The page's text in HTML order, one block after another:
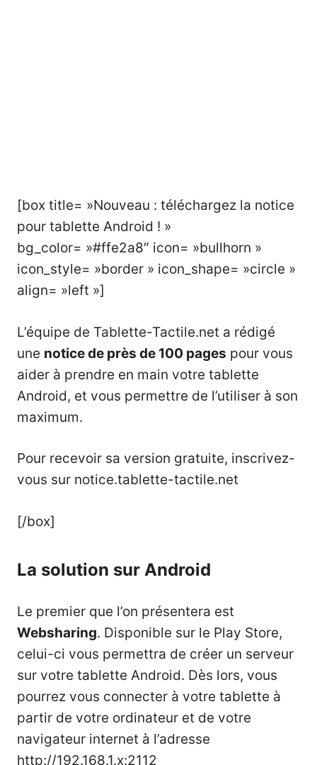
[box title= »Nouveau : téléchargez la notice
pour tablette Android ! »
bg_color= »#ffe2a8″ icon= »bullhorn »
icon_style= »border » icon_shape= »circle »
align= »left »]
L’équipe de Tablette-Tactile.net a rédigé
une noticede près de 100 pages pour vous
aider à prendre en main votre tablette
Android, et vous permettre de l’utiliser à son
maximum.
Pour recevoir sa version gratuite, inscrivez-
vous sur notice.tablette-tactile.net
[/box]
La solution sur Android
Le premier que l’on présentera est
Websharing. Disponible sur le Play Store,
celui-ci vous permettra de créer un serveur
sur votre tablette Android. Dès lors, vous
pourrez vous connecter à votre tablette à
partir de votre ordinateur et de votre
navigateur internet à l’adresse
http://192.168.1.x:2112